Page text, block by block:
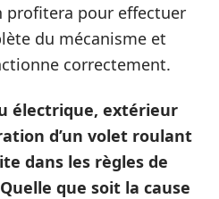
profitera pour effectuer
du mécanisme et
correctement.
électrique, extérieur
d’un volet roulant
dans les règles de
que soit la cause